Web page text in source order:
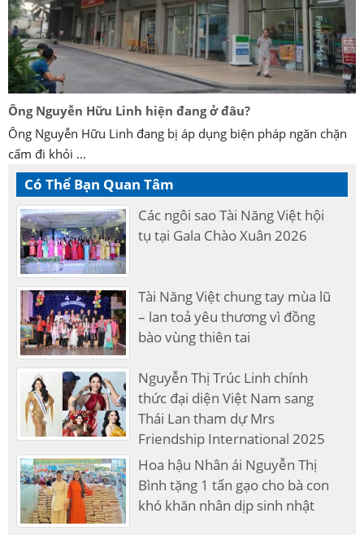
Ông Nguyễn Hữu Linh hiện đang ở đâu?
Ông Nguyễn Hữu Linh đang bị áp dụng biện pháp ngăn chặn
cấm đi khỏi ...
Có Thể Bạn Quan Tâm
Các ngôi sao Tài Năng Việt hội
tụ tại Gala Chào Xuân 2026
Tài Năng Việt chung tay mùa lũ
– lan toả yêu thương vì đồng
bào vùng thiên tai
Nguyễn Thị Trúc Linh chính
thức đại diện Việt Nam sang
Thái Lan tham dự Mrs
Friendship International 2025
Hoa hậu Nhân ái Nguyễn Thị
Bình tặng 1 tấn gạo cho bà con
khó khăn nhân dịp sinh nhật